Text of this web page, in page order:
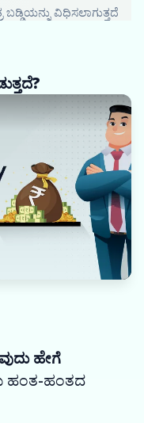
ವಿಧಿಸಲಾಗುತ್ತದೆ
ಹೇಗೆ
ಹಂತ-ಹಂತದ